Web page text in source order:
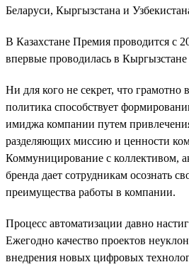
Беларуси, Кыргызстана и
В Казахстане Премия проводится с
впервые проводилась в Кыргызстане
Ни для кого не секрет, что грамотно
политика способствует
имиджа компании путем
разделяющих миссию и ценности
Коммуницирование с коллективом,
бренда дает сотрудникам осознать
преимущества работы в компании.
Процесс автоматизации давно
Ежегодно качество проектов
внедрения новых цифровых